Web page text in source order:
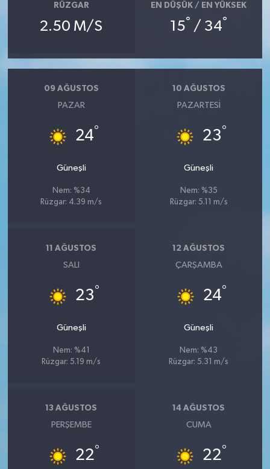
RÜZGAR
2.50 M/S
EN DÜŞÜK / EN YÜKSEK
15° / 34°
09 AĞUSTOS
PAZAR
24°
Güneşli
Nem: %34
Rüzgar: 4.39 m/s
10 AĞUSTOS
PAZARTESI
23°
Güneşli
Nem: %35
Rüzgar: 5.11 m/s
11 AĞUSTOS
SALI
23°
Güneşli
Nem: %41
Rüzgar: 5.19 m/s
12 AĞUSTOS
ÇARŞAMBA
24°
Güneşli
Nem: %43
Rüzgar: 5.31 m/s
13 AĞUSTOS
PERŞEMBE
22°
14 AĞUSTOS
CUMA
22°